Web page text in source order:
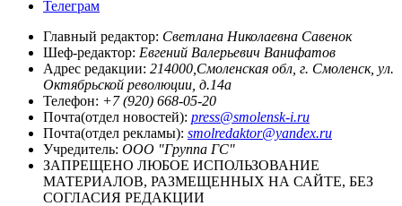
Телеграм
Главный редактор: Светлана Николаевна Савенок
Шеф-редактор: Евгений Валерьевич Ванифатов
Адрес редакции: 214000,Смоленская обл, г. Смоленск, ул.
Октябрьской революции, д.14а
Телефон: +7 (920) 668-05-20
Почта(отдел новостей): press@smolensk-i.ru
Почта(отдел рекламы): smolredaktor@yandex.ru
Учредитель: ООО "Группа ГС"
ЗАПРЕЩЕНО ЛЮБОЕ ИСПОЛЬЗОВАНИЕ
МАТЕРИАЛОВ, РАЗМЕЩЕННЫХ НА САЙТЕ, БЕЗ
СОГЛАСИЯ РЕДАКЦИИ